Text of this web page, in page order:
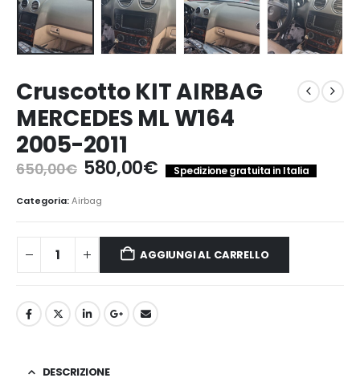
Cruscotto KIT AIRBAG
MERCEDES ML W164
2005-2011
650,00€ Il
prezzo
originale
era:
650,00€.
580,00€Il
prezzo
è:
580,00€.
Spedizione gratuita in Italia
Categoria:Airbag
AGGIUNGI AL CARRELLO
DESCRIZIONE